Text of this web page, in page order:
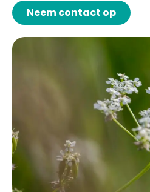
Neem contact op